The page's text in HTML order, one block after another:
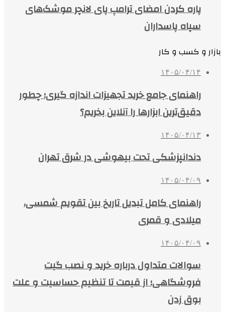
پاره کردن امضای ترامپ پای لانچر موشک‌های
سپاه پاسداران
بازار و کسب و کار
۱۴۰۵/۰۴/۱۴
راهنمای جامع خرید تجهیزات اندازه گیری؛ چطور
دقیق‌ترین ابزارها را آنلاین بخریم؟
۱۴۰۵/۰۴/۱۳
دندانپزشکی تحت بیهوشی در شرق تهران
۱۴۰۵/۰۴/۰۹
راهنمای کامل تبدیل تاریخ بین تقویم شمسی،
میلادی و قمری
۱۴۰۵/۰۴/۰۹
سوالات متداول درباره خرید و نصب گیت
فروشگاهی؛ از قیمت تا تنظیم حساسیت و علت
بوق زدن